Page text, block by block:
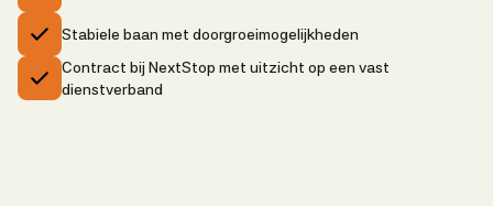
Stabiele baan met doorgroeimogelijkheden
Contract bij NextStop met uitzicht op een vast
dienstverband